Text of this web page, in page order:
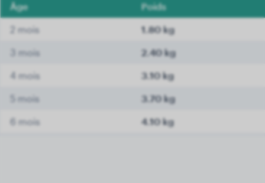
Âge Poids
2 mois 1.80 kg
3 mois 2.40 kg
4 mois 3.10 kg
5 mois 3.70 kg
6 mois 4.10 kg